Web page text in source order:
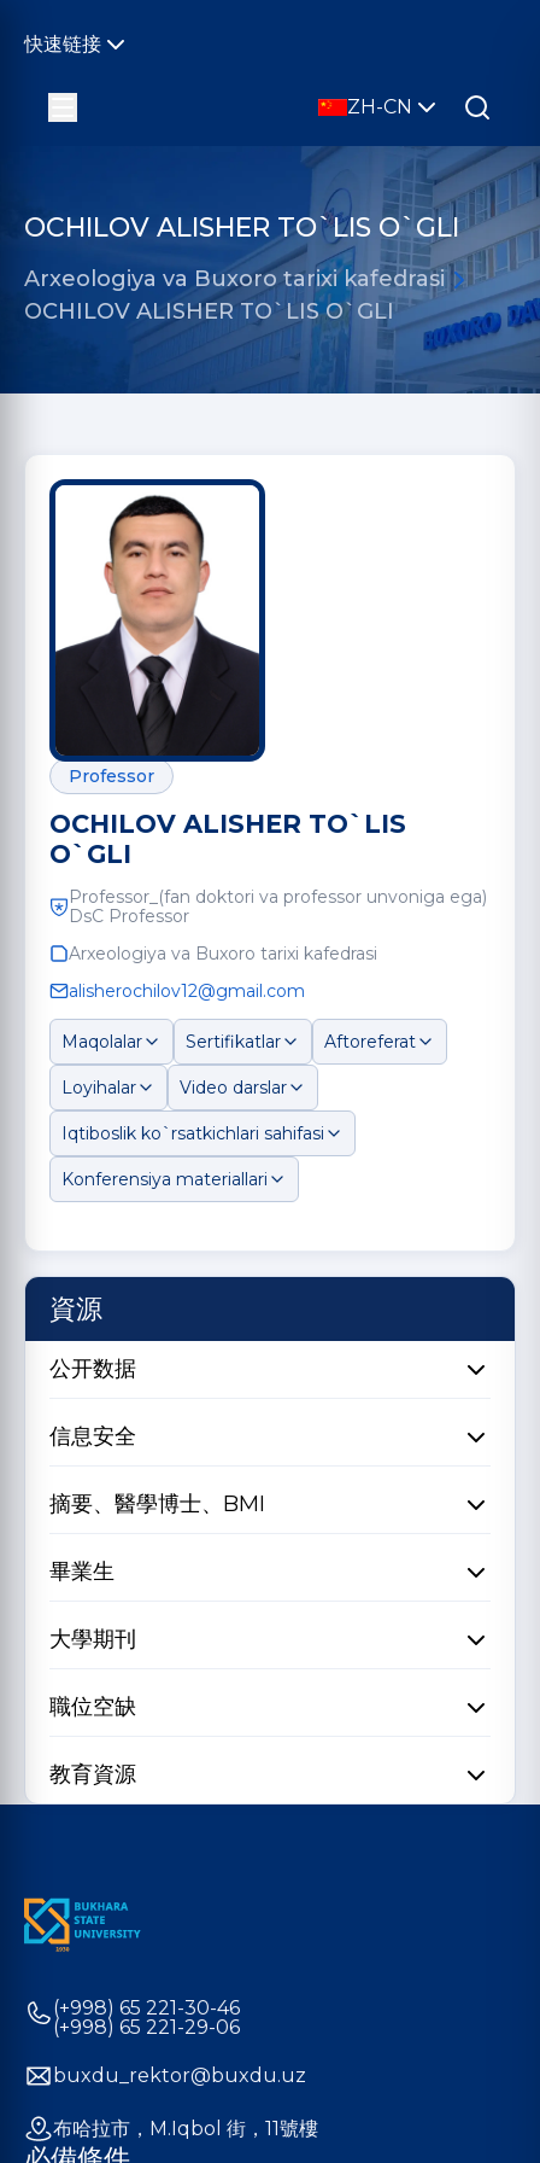
快速链接
ZH-CN
OCHILOV ALISHER TO`LIS O`GLI
Arxeologiya va Buxoro tarixi kafedrasi
OCHILOV ALISHER TO`LIS O`GLI
Professor
OCHILOV ALISHER TO`LIS
O`GLI
Professor_(fan doktori va professor unvoniga ega)
DsC Professor
Arxeologiya va Buxoro tarixi kafedrasi
alisherochilov12@gmail.com
Maqolalar Sertifikatlar Aftoreferat
Loyihalar Video darslar
Iqtiboslik ko`rsatkichlari sahifasi
Konferensiya materiallari
資源
公开数据
信息安全
摘要、醫學博士、BMI
畢業生
大學期刊
職位空缺
教育資源
(+998) 65 221-30-46
(+998) 65 221-29-06
buxdu_rektor@buxdu.uz
布哈拉市，M.Iqbol 街，11號樓